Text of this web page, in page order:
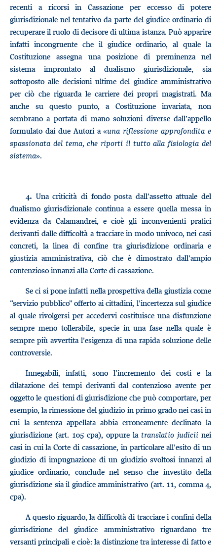
recenti a ricorsi in Cassazione per eccesso di potere
giurisdizionale nel tentativo da parte del giudice ordinario di
recuperare il ruolo di decisore di ultima istanza. Può apparire
infatti incongruente che il giudice ordinario, al quale la
Costituzione assegna una posizione di preminenza nel
sistema improntato al dualismo giurisdizionale, sia
sottoposto alle decisioni ultime del giudice amministrativo
per ciò che riguarda le carriere dei propri magistrati. Ma
anche su questo punto, a Costituzione invariata, non
sembrano a portata di mano soluzioni diverse dall’appello
formulato dai due Autori a «una riflessione approfondita e
spassionata del tema, che riporti il tutto alla fisiologia del
sistema».
4. Una criticità di fondo posta dall’assetto attuale del
dualismo giurisdizionale continua a essere quella messa in
evidenza da Calamandrei, e cioè gli inconvenienti pratici
derivanti dalle difficoltà a tracciare in modo univoco, nei casi
concreti, la linea di confine tra giurisdizione ordinaria e
giustizia amministrativa, ciò che è dimostrato dall’ampio
contenzioso innanzi alla Corte di cassazione.
Se ci si pone infatti nella prospettiva della giustizia come
“servizio pubblico” offerto ai cittadini, l’incertezza sul giudice
al quale rivolgersi per accedervi costituisce una disfunzione
sempre meno tollerabile, specie in una fase nella quale è
sempre più avvertita l’esigenza di una rapida soluzione delle
controversie.
Innegabili, infatti, sono l’incremento dei costi e la
dilatazione dei tempi derivanti dal contenzioso avente per
oggetto le questioni di giurisdizione che può comportare, per
esempio, la rimessione del giudizio in primo grado nei casi in
cui la sentenza appellata abbia erroneamente declinato la
giurisdizione (art. 105 cpa), oppure la translatio judicii nei
casi in cui la Corte di cassazione, in particolare all’esito di un
giudizio di impugnazione di un giudizio svoltosi innanzi al
giudice ordinario, conclude nel senso che investito della
giurisdizione sia il giudice amministrativo (art. 11, comma 4,
cpa).
A questo riguardo, la difficoltà di tracciare i confini della
giurisdizione del giudice amministrativo riguardano tre
versanti principali e cioè: la distinzione tra interesse di fatto e